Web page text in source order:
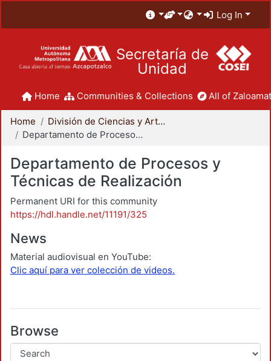
Log In
Secretaría de
Unidad
Home Communities & Collections All of
Home
División de Ciencias y Artes para el Diseño
Departamento de Procesos y Técnicas de Realización
Departamento de Procesos y
Técnicas de Realización
Permanent URI for this community
https://hdl.handle.net/11191/325
News
Material audiovisual en YouTube:
Clic aquí para ver colección de videos.
Browse